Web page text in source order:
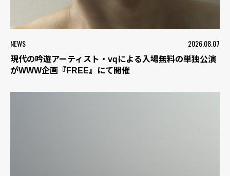
NEWS 2026.08.07
現代の吟遊アーティスト・vqによる入場無料の単独公演
がWWW企画『FREE』にて開催